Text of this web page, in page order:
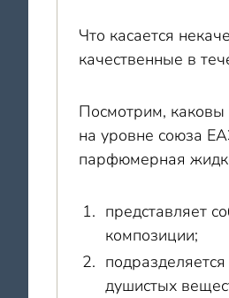
Что касается
качественные в
Посмотрим,
на уровне союза
парфюмерная
представляет
композиции;
душистых